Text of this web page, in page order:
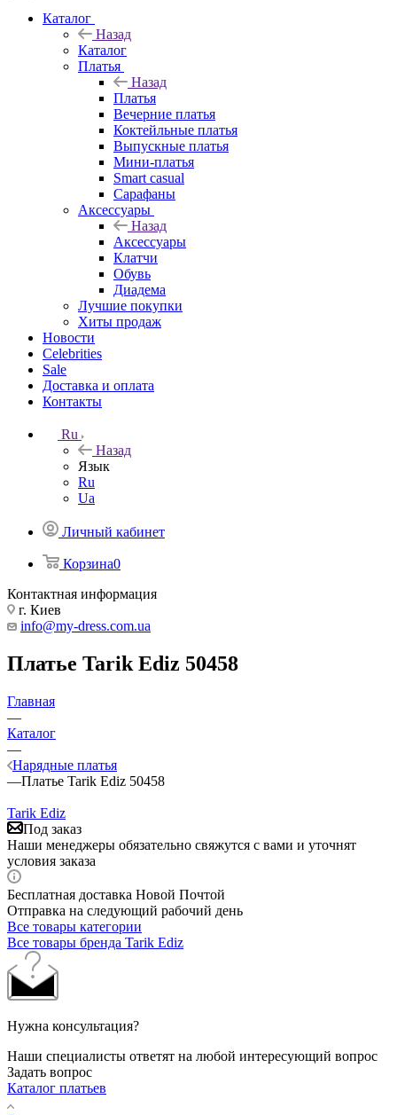
Каталог
Назад
Каталог
Платья
Назад
Платья
Вечерние платья
Коктейльные платья
Выпускные платья
Мини-платья
Smart casual
Сарафаны
Аксессуары
Назад
Аксессуары
Клатчи
Обувь
Диадема
Лучшие покупки
Хиты продаж
Новости
Celebrities
Sale
Доставка и оплата
Контакты
Ru
Назад
Язык
Ru
Ua
Личный кабинет
Корзина0
Контактная информация
г. Киев
info@my-dress.com.ua
Платье Tarik Ediz 50458
Главная
—
Каталог
—
Нарядные платья
—Платье Tarik Ediz 50458
Tarik Ediz
Под заказ
Наши менеджеры обязательно свяжутся с вами и уточнят
условия заказа
Бесплатная доставка Новой Почтой
Отправка на следующий рабочий день
Все товары категории
Все товары бренда Tarik Ediz
Нужна консультация?
Наши специалисты ответят на любой интересующий вопрос
Задать вопрос
Каталог платьев